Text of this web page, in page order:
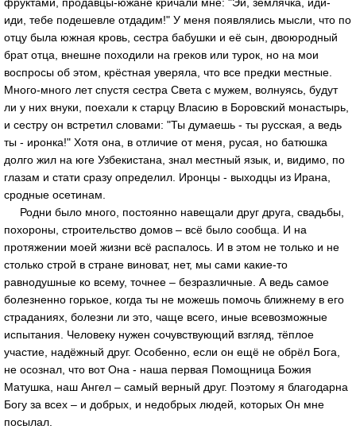
иди, тебе подешевле отдадим!" У меня появлялись мысли, что по
отцу была южная кровь, сестра бабушки и её сын, двоюродный
брат отца, внешне походили на греков или турок, но на мои
воспросы об этом, крёстная уверяла, что все предки местные.
Много-много лет спустя сестра Света с мужем, волнуясь, будут
ли у них внуки, поехали к старцу Власию в Боровский монастырь,
и сестру он встретил словами: "Ты думаешь - ты русская, а ведь
ты - иронка!" Хотя она, в отличие от меня, русая, но батюшка
долго жил на юге Узбекистана, знал местный язык, и, видимо, по
глазам и стати сразу определил. Иронцы - выходцы из Ирана,
сродные осетинам.
Родни было много, постоянно навещали друг друга, свадьбы,
похороны, строительство домов – всё было сообща. И на
протяжении моей жизни всё распалось. И в этом не только и не
столько строй в стране виноват, нет, мы сами какие-то
равнодушные ко всему, точнее – безразличные. А ведь самое
болезненно горькое, когда ты не можешь помочь ближнему в его
страданиях, болезни ли это, чаще всего, иные всевозможные
испытания. Человеку нужен сочувствующий взгляд, тёплое
участие, надёжный друг. Особенно, если он ещё не обрёл Бога,
не осознал, что вот Она - наша первая Помощница Божия
Матушка, наш Ангел – самый верный друг. Поэтому я благодарна
Богу за всех – и добрых, и недобрых людей, которых Он мне
посылал.